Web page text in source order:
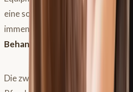
eine sorgfältige und präzise
immenser Bedeutung!! Die
Behandlung der auslösenden
Die zweite Form ist das